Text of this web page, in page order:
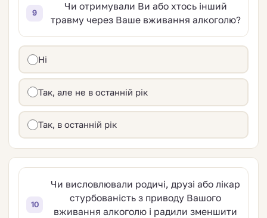
9
Чи отримували Ви або хтось інший
травму через Ваше вживання алкоголю?
Ні
Так, але не в останній рік
Так, в останній рік
10
Чи висловлювали родичі, друзі або лікар
стурбованість з приводу Вашого
вживання алкоголю і радили зменшити